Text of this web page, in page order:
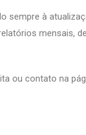
sempre à
mensais,
ou contato na